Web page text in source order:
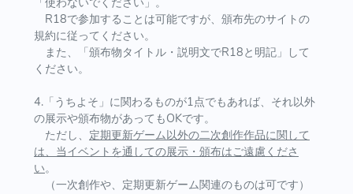
R18で参加することは可能ですが、頒布先のサイトの
規約に従ってください。
また、「頒布物タイトル・説明文でR18と明記」して
ください。
4.「うちよそ」に関わるものが1点でもあれば、それ以外
の展示や頒布物があってもOKです。
ただし、 定期更新ゲーム以外の二次創作作品に関して
は、当イベントを通しての展示・頒布はご遠慮くださ
い。
（一次創作や、定期更新ゲーム関連のものは可です）